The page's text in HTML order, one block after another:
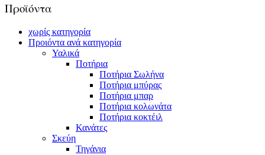
Προϊόντα
χωρίς κατηγορία
Προιόντα ανά κατηγορία
Υαλικά
Ποτήρια
Ποτήρια Σωλήνα
Ποτήρια μπύρας
Ποτήρια μπαρ
Ποτήρια κολωνάτα
Ποτήρια κοκτέιλ
Κανάτες
Σκεύη
Τηγάνια